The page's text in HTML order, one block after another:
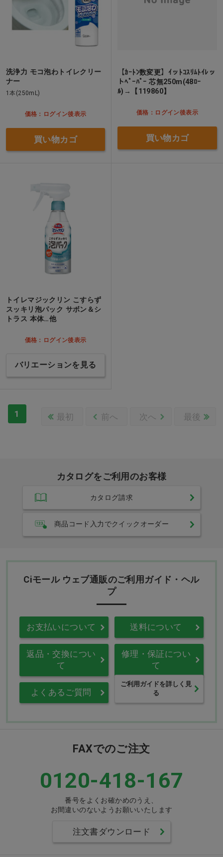
洗浄力 モコ泡わトイレクリー
ナー
1本(250mL)
価格：ログイン後表示
買い物カゴ
【ｶｰﾄﾝ数変更】ｲッﾄｺｽﾘﾑﾄｲﾚッ
トﾍﾟｰﾊﾟｰ 芯無250m(48ﾛｰ
ﾙ)→【119860】
価格：ログイン後表示
買い物カゴ
トイレマジックリン こすらず
スッキリ泡パック サボン＆シ
トラス 本体…他
価格：ログイン後表示
バリエーションを見る
1 最初 前へ 次へ 最後
カタログをご利用のお客様
カタログ請求
商品コード入力でクイックオーダー
Ciモール ウェブ通販のご利用ガイド・ヘル
プ
お支払いについて 送料について
返品・交換につい
て
修理・保証につい
て
よくあるご質問
ご利用ガイドを詳しく見
る
FAXでのご注文
0120-418-167
番号をよくお確かめのうえ、
お間違いのないようお願いいたします
注文書ダウンロード